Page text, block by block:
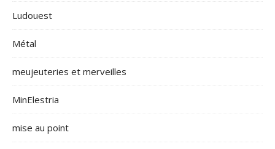
Ludouest
Métal
meujeuteries et merveilles
MinElestria
mise au point